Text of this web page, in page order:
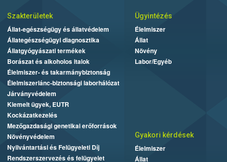
Szakterületek
Állat-egészségügy és állatvédelem
Állategészségügyi diagnosztika
Állatgyógyászati termékek
Borászat és alkoholos italok
Élelmiszer- és takarmánybiztonság
Élelmiszerlánc-biztonsági laborhálózat
Járványvédelem
Kiemelt ügyek, EUTR
Kockázatkezelés
Mezőgazdasági genetikai erőforrások
Növényvédelem
Nyilvántartási és Felügyeleti Díj
Rendszerszervezés és felügyelet
Ügyintézés
Élelmiszer
Állat
Növény
Labor/Egyéb
Gyakori kérdések
Élelmiszer
Állat